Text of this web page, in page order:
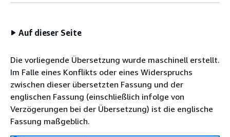
Auf dieser Seite
Die vorliegende Übersetzung wurde maschinell erstellt.
Im Falle eines Konflikts oder eines Widerspruchs
zwischen dieser übersetzten Fassung und der
englischen Fassung (einschließlich infolge von
Verzögerungen bei der Übersetzung) ist die englische
Fassung maßgeblich.